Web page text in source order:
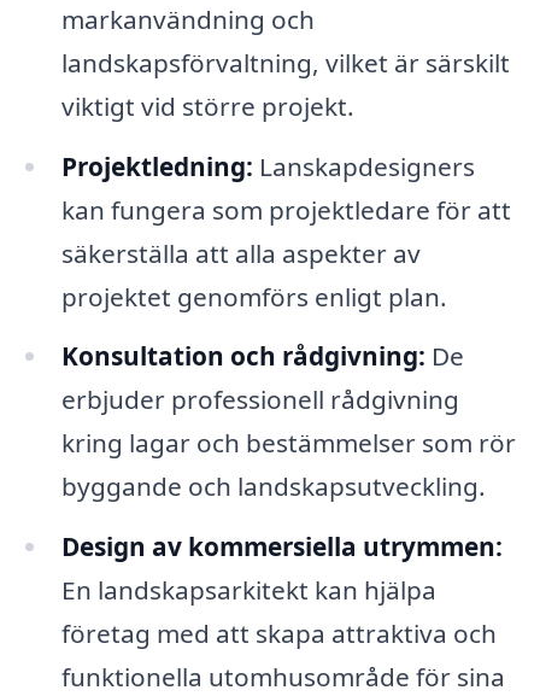
markanvändning och
landskapsförvaltning, vilket är särskilt
viktigt vid större projekt.
Projektledning: Lanskapdesigners
kan fungera som projektledare för att
säkerställa att alla aspekter av
projektet genomförs enligt plan.
Konsultation och rådgivning: De
erbjuder professionell rådgivning
kring lagar och bestämmelser som rör
byggande och landskapsutveckling.
Design av kommersiella utrymmen:
En landskapsarkitekt kan hjälpa
företag med att skapa attraktiva och
funktionella utomhusområde för sina